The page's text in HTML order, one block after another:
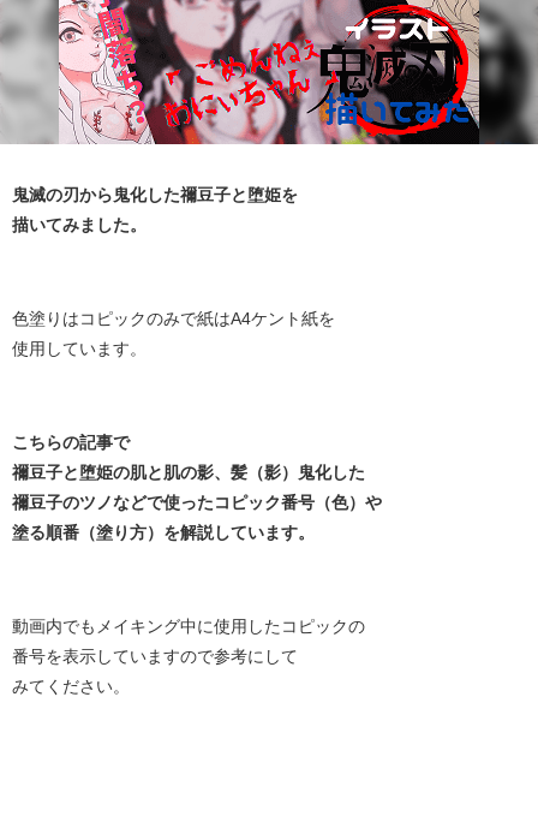
鬼滅の刃から鬼化した禰豆子と堕姫を
描いてみました。
色塗りはコピックのみで紙はA4ケント紙を
使用しています。
こちらの記事で
禰豆子と堕姫の肌と肌の影、髪（影）鬼化した
禰豆子のツノなどで使ったコピック番号（色）や
塗る順番（塗り方）を解説しています。
動画内でもメイキング中に使用したコピックの
番号を表示していますので参考にして
みてください。